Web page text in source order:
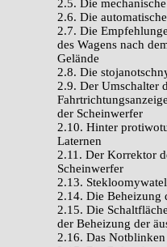
2.5. Die
2.6. Die
2.7. Die
des Wagens nach
Gelände
2.8. Die
2.9. Der Umschalter
der Scheinwerfer
2.10. Hinter
Laternen
2.11. Der Korrektor
Scheinwerfer
2.13.
2.14. Die Beheizung
2.15. Die
der Beheizung der
2.16. Das Notblinken